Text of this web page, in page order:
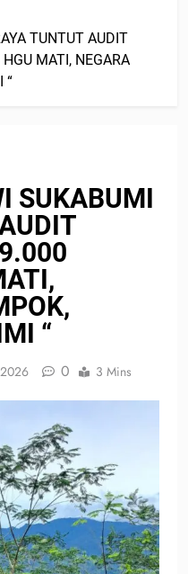
TUNTUT AUDIT
MATI, NEGARA
“
SUKABUMI
“
0 3 Mins